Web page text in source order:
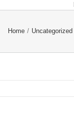
Home / Uncategorized